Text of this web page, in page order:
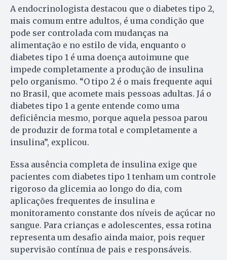
A endocrinologista destacou que o diabetes tipo 2,
mais comum entre adultos, é uma condição que
pode ser controlada com mudanças na
alimentação e no estilo de vida, enquanto o
diabetes tipo 1 é uma doença autoimune que
impede completamente a produção de insulina
pelo organismo. “O tipo 2 é o mais frequente aqui
no Brasil, que acomete mais pessoas adultas. Já o
diabetes tipo 1 a gente entende como uma
deficiência mesmo, porque aquela pessoa parou
de produzir de forma total e completamente a
insulina”, explicou.
Essa ausência completa de insulina exige que
pacientes com diabetes tipo 1 tenham um controle
rigoroso da glicemia ao longo do dia, com
aplicações frequentes de insulina e
monitoramento constante dos níveis de açúcar no
sangue. Para crianças e adolescentes, essa rotina
representa um desafio ainda maior, pois requer
supervisão contínua de pais e responsáveis.